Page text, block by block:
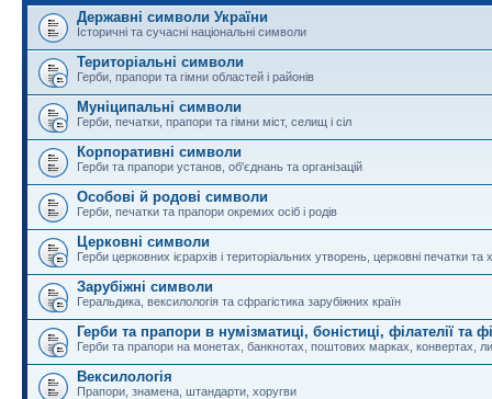
Державні символи України
Історичні та сучасні національні символи
Територіальні символи
Герби, прапори та гімни областей і районів
Муніципальні символи
Герби, печатки, прапори та гімни міст, селищ і сіл
Корпоративні символи
Герби та прапори установ, об'єднань та організацій
Особові й родові символи
Герби, печатки та прапори окремих осіб і родів
Церковні символи
Герби церковних ієрархів і територіальних утворень, церковні печатки та
Зарубіжні символи
Геральдика, вексилологія та сфрагістика зарубіжних країн
Герби та прапори в нумізматиці, боністиці, філателії та
Герби та прапори на монетах, банкнотах, поштових марках, конвертах,
Вексилологія
Прапори, знамена, штандарти, хоругви